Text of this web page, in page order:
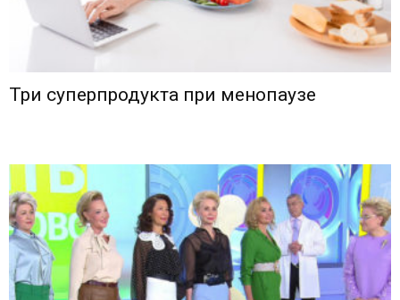
Три суперпродукта при менопаузе